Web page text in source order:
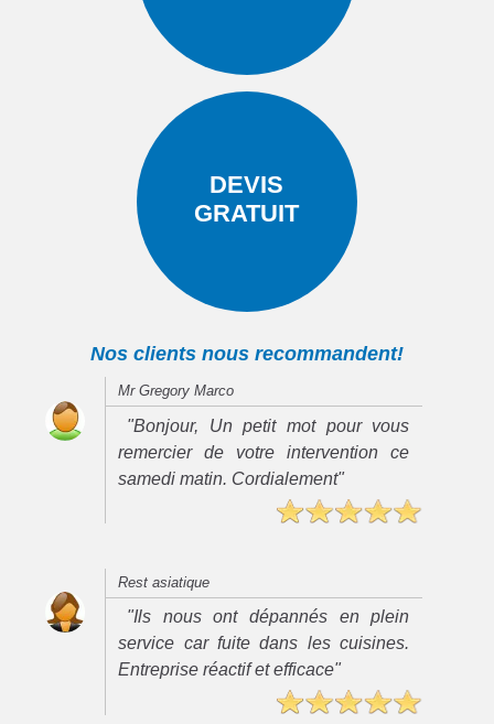
DEVIS
GRATUIT
Nos clients nous recommandent!
Mr Gregory Marco
"Bonjour, Un petit mot pour vous
remercier de votre intervention ce
samedi matin. Cordialement"
Rest asiatique
"Ils nous ont dépannés en plein
service car fuite dans les cuisines.
Entreprise réactif et efficace"